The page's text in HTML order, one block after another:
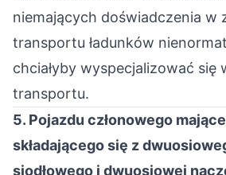
niemających doświadczenia w
transportu ładunków
chciałyby wyspecjalizować się
transportu.
5. Pojazdu członowego
składającego się z
siodłowego i dwuosiowej